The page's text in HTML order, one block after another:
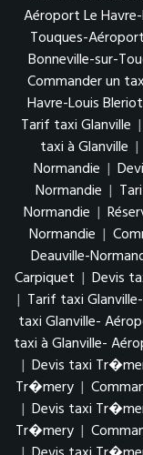
Aéroport Le
Touques-
Bonneville-sur-
Commander un
Havre-Louis Bleriot
Tarif taxi Glanville |
taxi à Glanville |
Normandie |
Normandie |
Normandie |
Normandie |
Deauville-
Carpiquet | Devis
| Tarif taxi
taxi Glanville-
taxi à Glanville-
| Devis taxi
Tr�mery |
| Devis taxi
Tr�mery |